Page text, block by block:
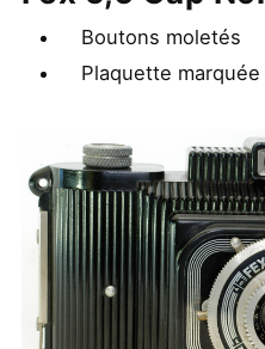
Boutons moletés
Plaquette marquée